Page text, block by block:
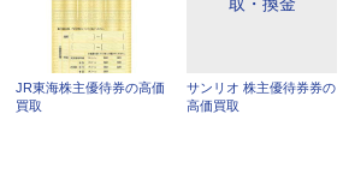
JR東海株主優待券の高価
買取
サンリオ 株主優待券券の
高価買取